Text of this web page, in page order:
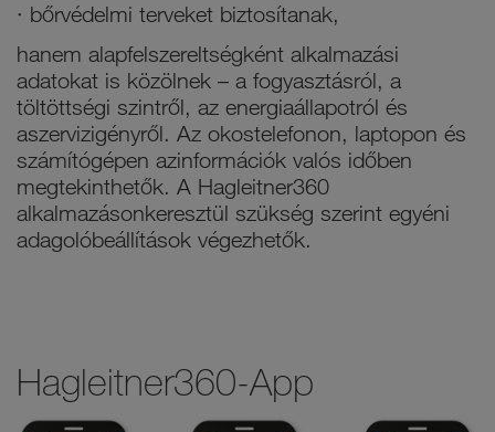
· bőrvédelmi terveket biztosítanak,
hanem alapfelszereltségként alkalmazási
adatokat is közölnek – a fogyasztásról, a
töltöttségi szintről, az energiaállapotról és
aszervizigényről. Az okostelefonon, laptopon és
számítógépen azinformációk valós időben
megtekinthetők. A Hagleitner360
alkalmazásonkeresztül szükség szerint egyéni
adagolóbeállítások végezhetők.
Hagleitner360-App